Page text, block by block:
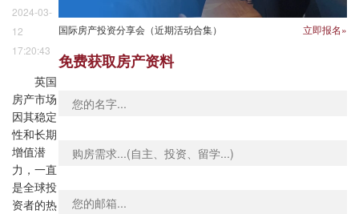
2024-03-
12
17:20:43
英国
房产市场
因其稳定
性和长期
增值潜
力，一直
是全球投
资者的热
国际房产投资分享会（近期活动合集） 立即报名»
免费获取房产资料